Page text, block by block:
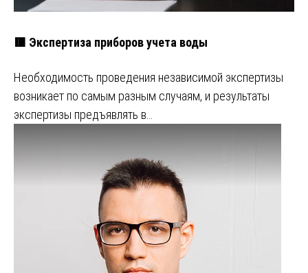
🟥 Экспертиза приборов учета воды
Необходимость проведения независимой экспертизы
возникает по самым разным случаям, и результаты
экспертизы предъявлять в…